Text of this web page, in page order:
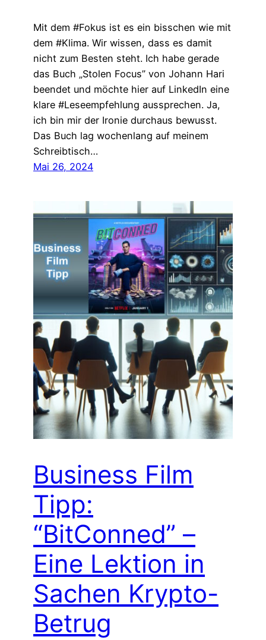
Mit dem #Fokus ist es ein bisschen wie mit
dem #Klima. Wir wissen, dass es damit
nicht zum Besten steht. Ich habe gerade
das Buch „Stolen Focus” von Johann Hari
beendet und möchte hier auf LinkedIn eine
klare #Leseempfehlung aussprechen. Ja,
ich bin mir der Ironie durchaus bewusst.
Das Buch lag wochenlang auf meinem
Schreibtisch…
Mai 26, 2024
Business Film
Tipp:
“BitConned” –
Eine Lektion in
Sachen Krypto-
Betrug